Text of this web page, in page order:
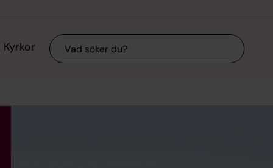
Kyrkor Sök